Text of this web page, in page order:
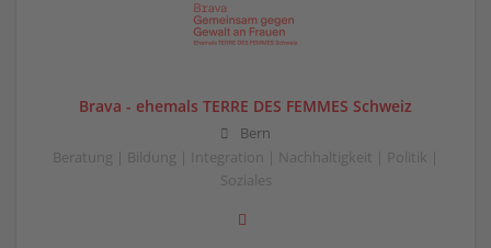
Brava - ehemals TERRE DES FEMMES Schweiz
Bern
Beratung | Bildung | Integration | Nachhaltigkeit | Politik |
Soziales